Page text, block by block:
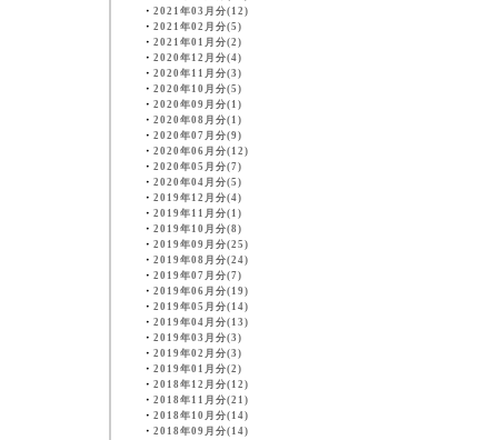
・ 2021年03月分(12)
・ 2021年02月分(5)
・ 2021年01月分(2)
・ 2020年12月分(4)
・ 2020年11月分(3)
・ 2020年10月分(5)
・ 2020年09月分(1)
・ 2020年08月分(1)
・ 2020年07月分(9)
・ 2020年06月分(12)
・ 2020年05月分(7)
・ 2020年04月分(5)
・ 2019年12月分(4)
・ 2019年11月分(1)
・ 2019年10月分(8)
・ 2019年09月分(25)
・ 2019年08月分(24)
・ 2019年07月分(7)
・ 2019年06月分(19)
・ 2019年05月分(14)
・ 2019年04月分(13)
・ 2019年03月分(3)
・ 2019年02月分(3)
・ 2019年01月分(2)
・ 2018年12月分(12)
・ 2018年11月分(21)
・ 2018年10月分(14)
・ 2018年09月分(14)